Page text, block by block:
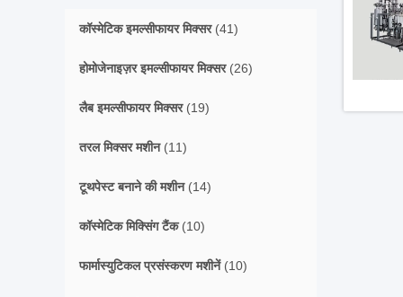
कॉस्मेटिक इमल्सीफायर मिक्सर(41)
होमोजेनाइज़र इमल्सीफायर मिक्सर(26)
लैब इमल्सीफायर मिक्सर(19)
तरल मिक्सर मशीन(11)
टूथपेस्ट बनाने की मशीन(14)
कॉस्मेटिक मिक्सिंग टैंक(10)
फार्मास्युटिकल प्रसंस्करण मशीनें(10)